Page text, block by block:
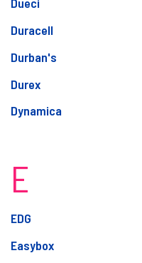
Duracell
Durban's
Durex
Dynamica
E
EDG
Easybox